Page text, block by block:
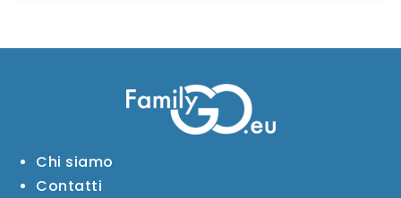
Chi siamo
Contatti